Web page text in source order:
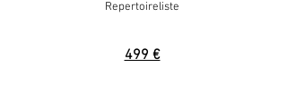
Repertoireliste
499 €